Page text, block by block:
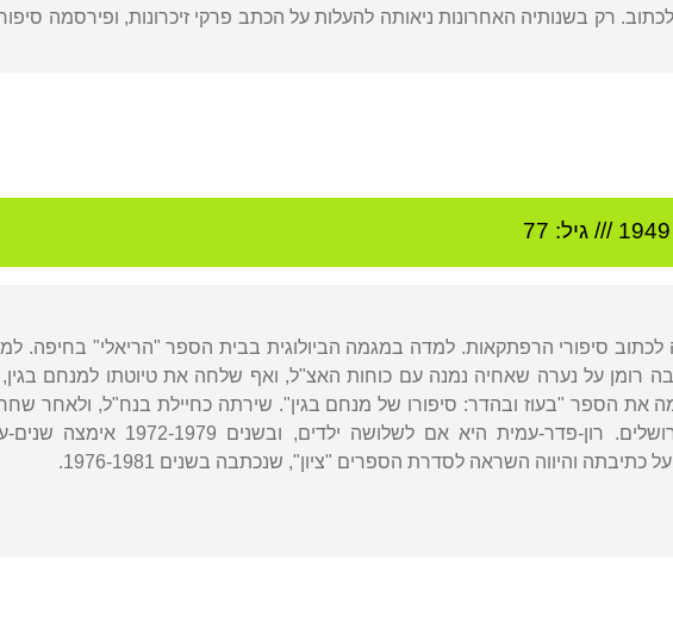
רק בשנותיה האחרונות ניאותה להעלות על הכתב פרקי זיכרונות, ופירסמה
1949 /// גיל: 77
סיפורי הרפתקאות. למדה במגמה הביולוגית בבית הספר "הריאלי" בחיפה.
על נערה שאחיה נמנה עם כוחות האצ"ל, ואף שלחה את טיוטתו למנחם
על פעולתה. ב-2010 פירסמה את הספר "בעוז ובהדר: סיפורו של מנחם בגין". שירתה כחיילת בנח"ל,
ספרות ומקרא באוניברסיטה העברית בירושלים. רון-פדר-עמית היא אם
והיווה השראה לסדרת הספרים "ציון", שנכתבה בשנים 1976-1981.